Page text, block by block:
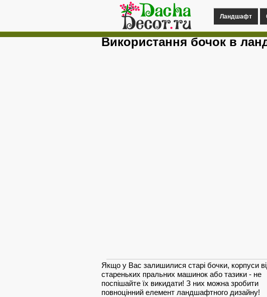
Ландшафт
Використання бочок в
Якщо у Вас залишилися старі бочки, корпуси
стареньких пральних машинок або тазики - не
поспішайте їх викидати! З них можна зробити
повноцінний елемент ландшафтного дизайну!